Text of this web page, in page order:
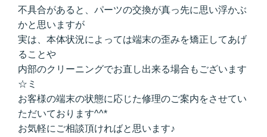
不具合があると、パーツの交換が真っ先に思い浮かぶ
かと思いますが
実は、本体状況によっては端末の歪みを矯正してあげ
ることや
内部のクリーニングでお直し出来る場合もございます
☆ミ
お客様の端末の状態に応じた修理のご案内をさせてい
ただいております^^*
お気軽にご相談頂ければと思います♪